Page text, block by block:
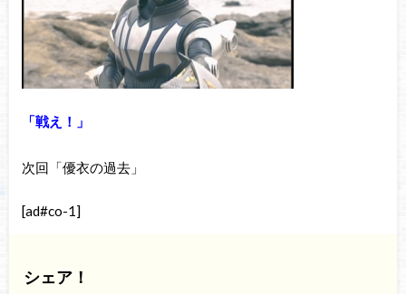
「戦え！」
次回「優衣の過去」
[ad#co-1]
シェア！